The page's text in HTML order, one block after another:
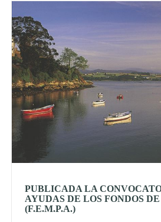
PUBLICADA LA
AYUDAS DE LOS FONDOS
(F.E.M.P.A.)